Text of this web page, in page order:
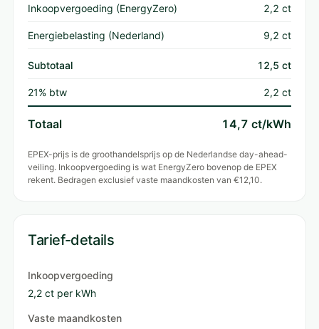
Inkoopvergoeding (EnergyZero) 2,2 ct
Energiebelasting (Nederland) 9,2 ct
Subtotaal 12,5 ct
21% btw 2,2 ct
Totaal 14,7 ct/kWh
EPEX-prijs is de groothandelsprijs op de Nederlandse day-ahead-
veiling. Inkoopvergoeding is wat EnergyZero bovenop de EPEX
rekent. Bedragen exclusief vaste maandkosten van €12,10.
Tarief-details
Inkoopvergoeding
2,2 ct per kWh
Vaste maandkosten